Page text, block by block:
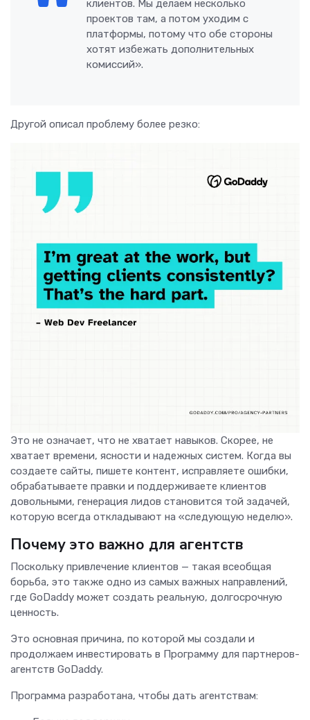
клиентов. Мы делаем несколько
проектов там, а потом уходим с
платформы, потому что обе стороны
хотят избежать дополнительных
комиссий».
Другой описал проблему более резко:
Это не означает, что не хватает навыков. Скорее, не
хватает времени, ясности и надежных систем. Когда вы
создаете сайты, пишете контент, исправляете ошибки,
обрабатываете правки и поддерживаете клиентов
довольными, генерация лидов становится той задачей,
которую всегда откладывают на «следующую неделю».
Почему это важно для агентств
Поскольку привлечение клиентов — такая всеобщая
борьба, это также одно из самых важных направлений,
где GoDaddy может создать реальную, долгосрочную
ценность.
Это основная причина, по которой мы создали и
продолжаем инвестировать в Программу для партнеров-
агентств GoDaddy.
Программа разработана, чтобы дать агентствам: